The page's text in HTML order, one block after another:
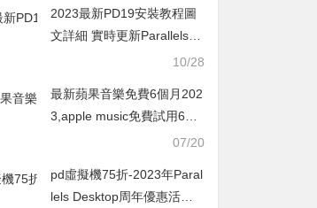
2023最新PD19安裝教程圖
文詳細 實時更新Parallels D
esktop19購買優惠50%起10/28
最新蘋果音樂免費6個月202
3,apple music免費試用6個
07/20
pd虛擬機75折-2023年Paral
lels Desktop周年優惠活動